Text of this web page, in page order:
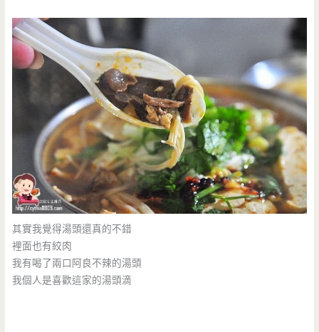
其實我覺得湯頭還真的不錯
裡面也有絞肉
我有喝了兩口阿良不辣的湯頭
我個人是喜歡這家的湯頭滴